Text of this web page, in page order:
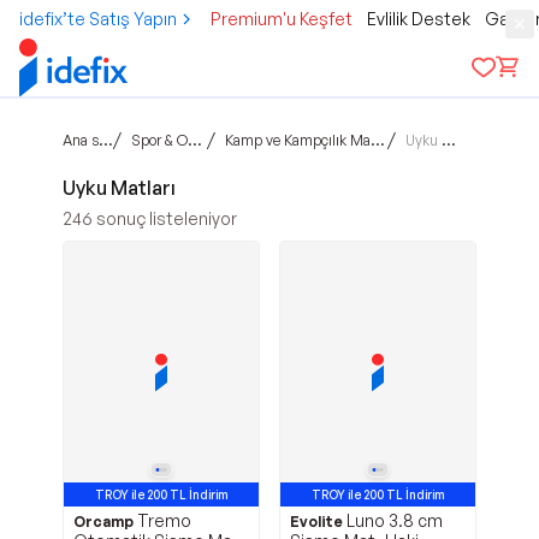
idefix’te Satış Yapın Premium'u Keşfet Evlilik Destek
Ana sayfa/ Spor & Outdoor / Kamp ve Kampçılık Malzemeleri / Uyku Matları
Uyku Matları
246 sonuç listeleniyor
TROY ile 200 TL İndirim
Avantajlı Ürün
Orcamp Tremo
TROY ile 200 TL İndirim
Avantajlı Ürün
Evolite Luno 3.8 cm